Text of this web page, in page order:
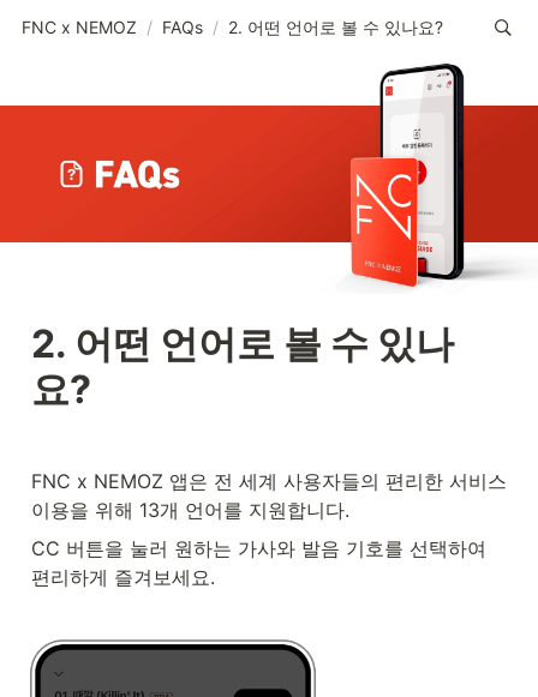
FNC x NEMOZ / FAQs / 2. 어떤 언어로 볼 수 있나요?
2. 어떤 언어로 볼 수 있나
요?
FNC x NEMOZ 앱은 전 세계 사용자들의 편리한 서비스
이용을 위해 13개 언어를 지원합니다.
CC 버튼을 눌러 원하는 가사와 발음 기호를 선택하여
편리하게 즐겨보세요.